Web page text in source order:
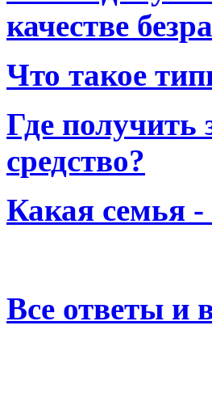
качестве
Что такое
Где получить
средство?
Какая семья -
Все ответы и